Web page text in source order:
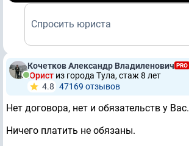
Спросить юриста
Кочетков Александр Владиленович PRO
Юрист из города Тула, стаж 8 лет
4.8 47169 отзывов
Нет договора, нет и обязательств у Вас.
Ничего платить не обязаны.